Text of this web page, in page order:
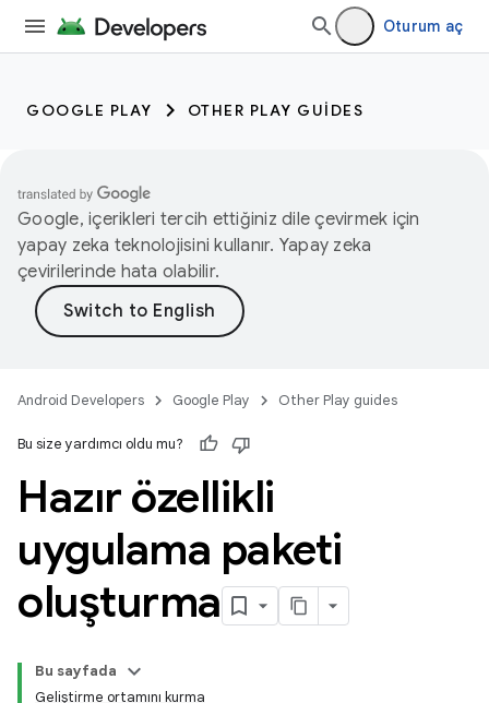
Oturum aç
GOOGLE PLAY OTHER PLAY GUIDES
Google, içerikleri tercih ettiğiniz dile çevirmek için
yapay zeka teknolojisini kullanır. Yapay zeka
çevirilerinde hata olabilir.
Android Developers Google Play Other Play guides
Bu size yardımcı oldu mu?
Hazır özellikli
uygulama paketi
oluşturma
Bu sayfada
Geliştirme ortamını kurma